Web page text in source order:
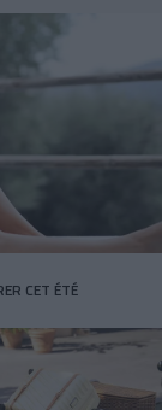
CET ÉTÉ